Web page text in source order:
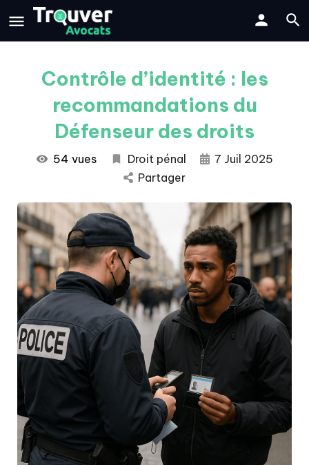
Contrôle d’identité : les
recommandations du
Défenseur des droits
54 vues Droit pénal
7 Juil 2025
Partager